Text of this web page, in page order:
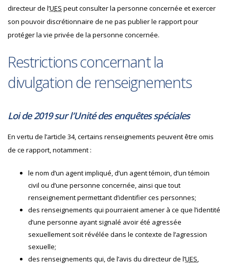
directeur de l’UES peut consulter la personne concernée et exercer
son pouvoir discrétionnaire de ne pas publier le rapport pour
protéger la vie privée de la personne concernée.
Restrictions concernant la
divulgation de renseignements
Loi de 2019 sur l’Unité des enquêtes spéciales
En vertu de l’article 34, certains renseignements peuvent être omis
de ce rapport, notamment :
le nom d’un agent impliqué, d’un agent témoin, d’un témoin
civil ou d’une personne concernée, ainsi que tout
renseignement permettant d’identifier ces personnes;
des renseignements qui pourraient amener à ce que l’identité
d’une personne ayant signalé avoir été agressée
sexuellement soit révélée dans le contexte de l’agression
sexuelle;
des renseignements qui, de l’avis du directeur de l’UES,